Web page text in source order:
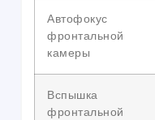
Автофокус
фронтальной
камеры
Вспышка
фронтальной